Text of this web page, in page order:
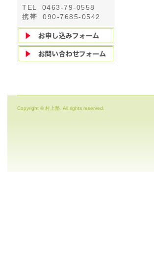
TEL 0463-79-0558
携帯 090-7685-0542
Copyright © 村上塾. All rights reserved.